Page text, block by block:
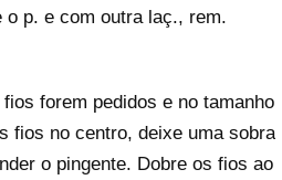
p. e com outra laç., rem.
forem pedidos e no tamanho
fios no centro, deixe uma sobra
o pingente. Dobre os fios ao